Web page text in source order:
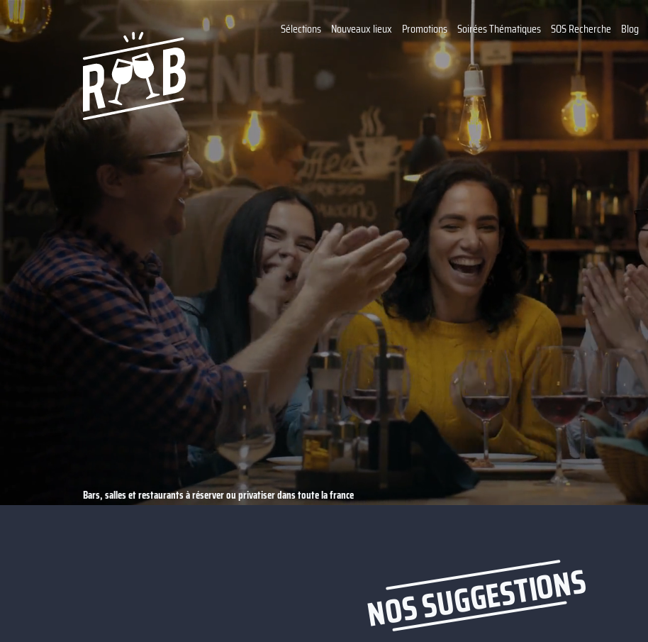
Sélections Nouveaux lieux Promotions Soirées Thématiques SOS Recherche Blog
Bars, salles et restaurants à réserver ou privatiser dans toute la france
NOS SUGGESTIONS